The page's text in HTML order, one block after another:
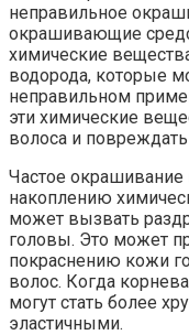
неправильное
окрашивающие
химические
водорода, которые
неправильном
эти химические
волоса и
Частое
накоплению
может вызвать
головы. Это может
покраснению кожи
волос. Когда
могут стать более
эластичными.